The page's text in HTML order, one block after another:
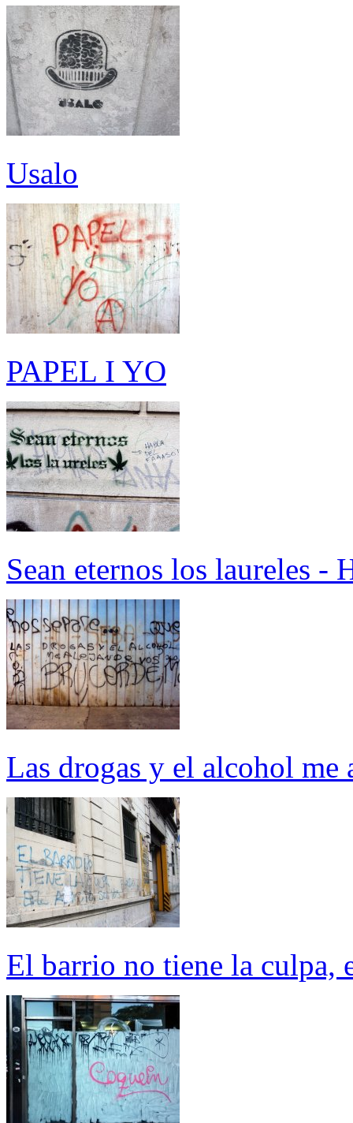
Usalo
PAPEL I YO
Sean eternos los laureles -
Las drogas y el alcohol me
El barrio no tiene la culpa,